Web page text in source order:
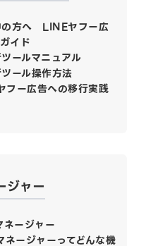
の方へ LINEヤフー広
イド
ールマニュアル
ール操作方法
フー広告への移行実践
ジャー
ネージャー
ネージャーってどんな機